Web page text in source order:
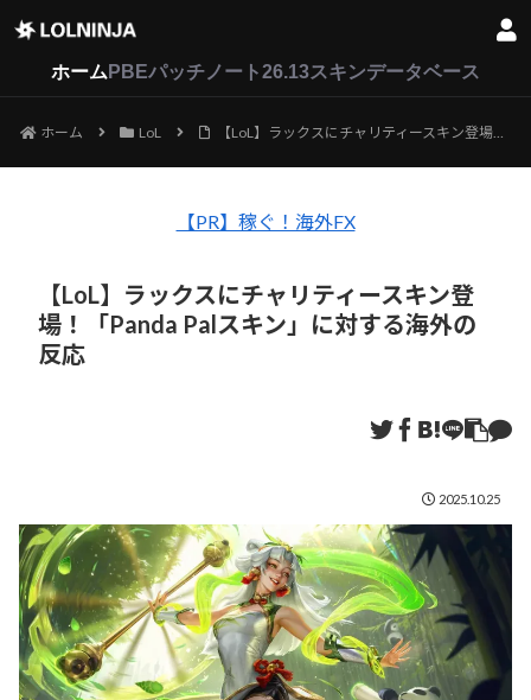
ホーム PBEパッチノート26.13スキンデータベース
ホーム LoL 【LoL】ラックスにチャリティースキン登場！「Panda Palスキン」に対する海外の反応
【PR】稼ぐ！海外FX
【LoL】ラックスにチャリティースキン登
場！「Panda Palスキン」に対する海外の
反応
2025.10.25